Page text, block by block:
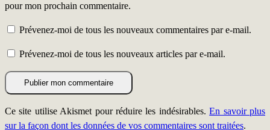
pour mon prochain commentaire.
Prévenez-moi de tous les nouveaux commentaires par e-mail.
Prévenez-moi de tous les nouveaux articles par e-mail.
Ce site utilise Akismet pour réduire les indésirables.En savoir plus
sur la façon dont les données de vos commentaires sont traitées.